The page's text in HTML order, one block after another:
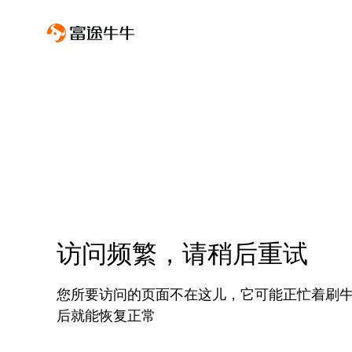
访问频繁，请稍后重试
您所要访问的页面不在这儿，它可能正忙着刷
后就能恢复正常